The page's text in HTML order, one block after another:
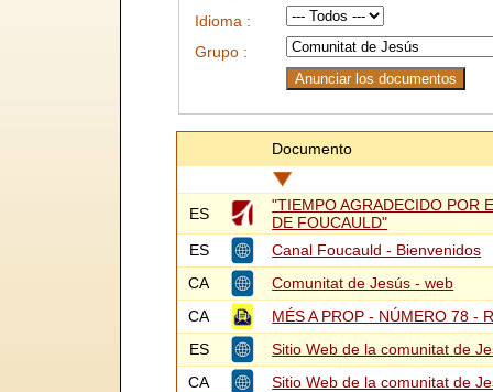
Idioma :
Grupo :
Documento
ES
"TIEMPO AGRADECIDO POR
DE FOUCAULD"
ES
Canal Foucauld - Bienvenidos
CA
Comunitat de Jesús - web
CA
MÉS A PROP - NÚMERO 78 -
ES
Sitio Web de la comunitat de
CA
Sitio Web de la comunitat de